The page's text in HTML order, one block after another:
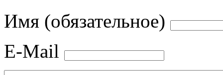
Имя (обязательное)
E-Mail